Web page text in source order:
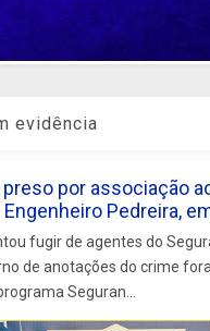
evidência
por associação
Pedreira,
fugir de agentes do
de anotações do crime
Seguran...